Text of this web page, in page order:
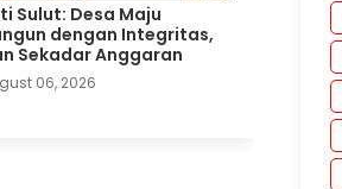
Sulut: Desa Maju
dengan Integritas,
Sekadar Anggaran
06, 2026